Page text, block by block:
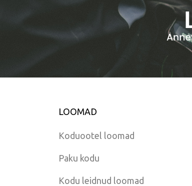
LOOMAD
Koduootel loomad
Paku kodu
Kodu leidnud loomad